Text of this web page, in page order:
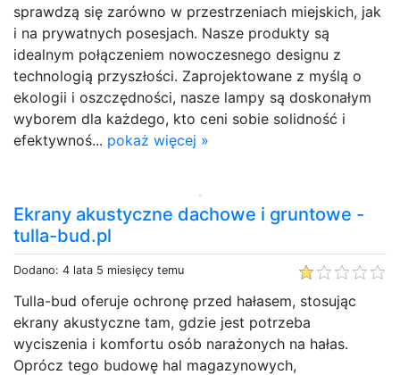
sprawdzą się zarówno w przestrzeniach miejskich, jak
i na prywatnych posesjach. Nasze produkty są
idealnym połączeniem nowoczesnego designu z
technologią przyszłości. Zaprojektowane z myślą o
ekologii i oszczędności, nasze lampy są doskonałym
wyborem dla każdego, kto ceni sobie solidność i
efektywnoś... pokaż więcej »
Ekrany akustyczne dachowe i gruntowe -
tulla-bud.pl
Dodano: 4 lata 5 miesięcy temu
Tulla-bud oferuje ochronę przed hałasem, stosując
ekrany akustyczne tam, gdzie jest potrzeba
wyciszenia i komfortu osób narażonych na hałas.
Oprócz tego budowę hal magazynowych,